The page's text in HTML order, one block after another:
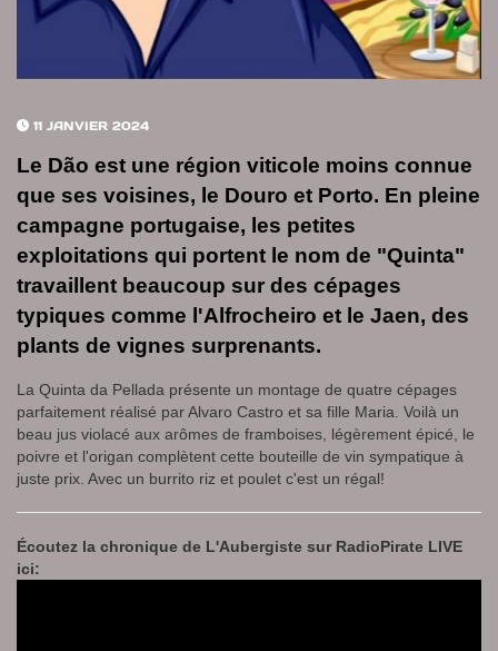
11 JANVIER 2024
Le Dão est une région viticole moins connue
que ses voisines, le Douro et Porto. En pleine
campagne portugaise, les petites
exploitations qui portent le nom de "Quinta"
travaillent beaucoup sur des cépages
typiques comme l'Alfrocheiro et le Jaen, des
plants de vignes surprenants.
La Quinta da Pellada présente un montage de quatre cépages
parfaitement réalisé par Alvaro Castro et sa fille Maria. Voilà un
beau jus violacé aux arômes de framboises, légèrement épicé, le
poivre et l'origan complètent cette bouteille de vin sympatique à
juste prix. Avec un burrito riz et poulet c'est un régal!
Écoutez la chronique de L'Aubergiste sur RadioPirate LIVE
ici: